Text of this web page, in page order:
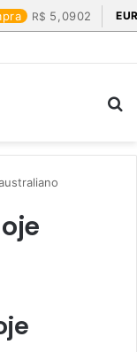
5,0902
a pena